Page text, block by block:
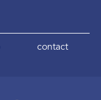
contact